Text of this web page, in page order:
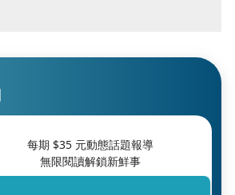
每期 $35元動態話題報導
無限閱讀解鎖新鮮事